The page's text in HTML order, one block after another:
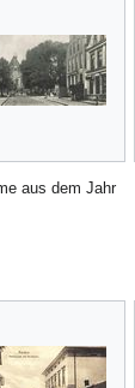
aus dem Jahr